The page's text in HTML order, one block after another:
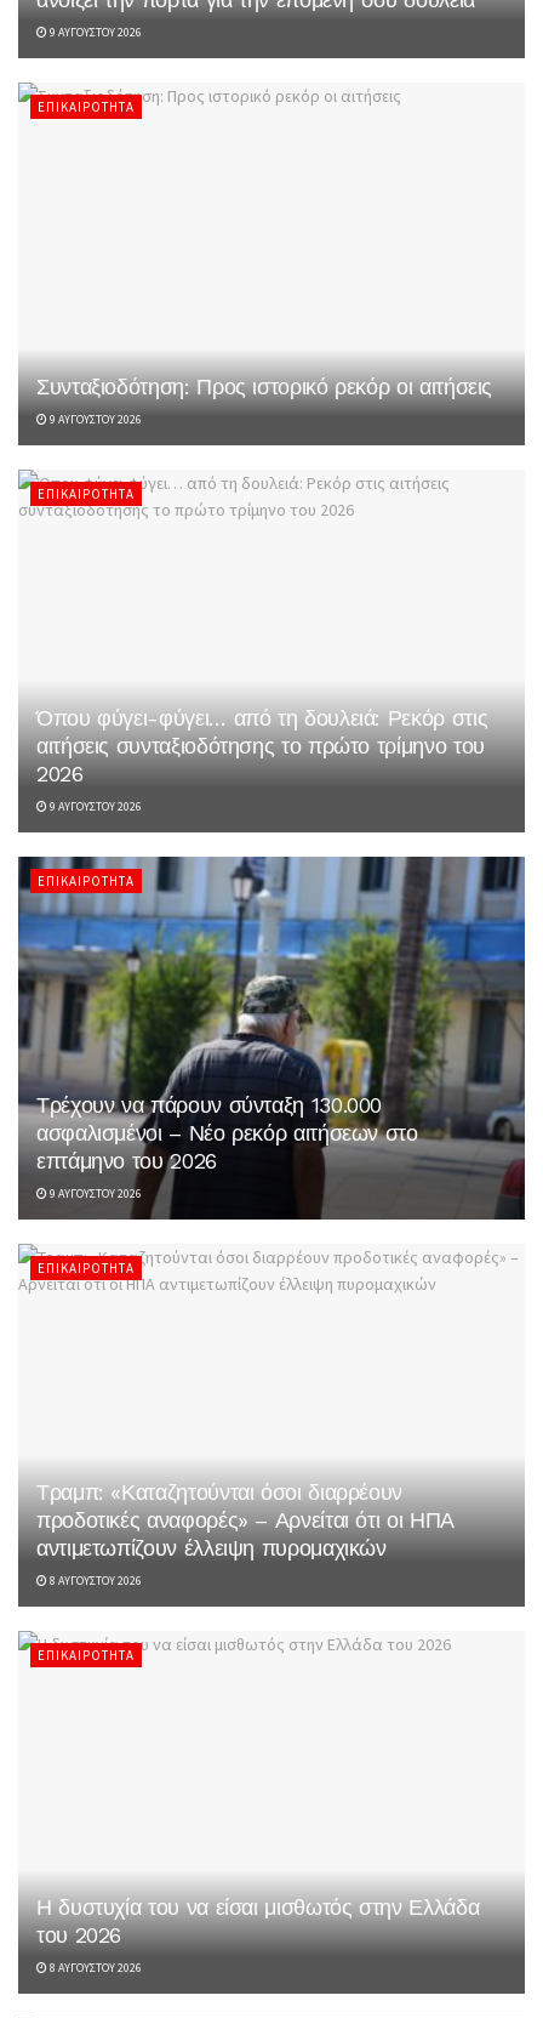
9 ΑΥΓΟΎΣΤΟΥ 2026
ΕΠΙΚΑΙΡΌΤΗΤΑ
Συνταξιοδότηση: Προς ιστορικό ρεκόρ οι αιτήσεις
9 ΑΥΓΟΎΣΤΟΥ 2026
ΕΠΙΚΑΙΡΌΤΗΤΑ
Όπου φύγει-φύγει… από τη δουλειά: Ρεκόρ στις
αιτήσεις συνταξιοδότησης το πρώτο τρίμηνο του
2026
9 ΑΥΓΟΎΣΤΟΥ 2026
ΕΠΙΚΑΙΡΌΤΗΤΑ
Τρέχουν να πάρουν σύνταξη 130.000
ασφαλισμένοι – Νέο ρεκόρ αιτήσεων στο
επτάμηνο του 2026
9 ΑΥΓΟΎΣΤΟΥ 2026
ΕΠΙΚΑΙΡΌΤΗΤΑ
Τραμπ: «Καταζητούνται όσοι διαρρέουν
προδοτικές αναφορές» – Αρνείται ότι οι ΗΠΑ
αντιμετωπίζουν έλλειψη πυρομαχικών
8 ΑΥΓΟΎΣΤΟΥ 2026
ΕΠΙΚΑΙΡΌΤΗΤΑ
Η δυστυχία του να είσαι μισθωτός στην Ελλάδα
του 2026
8 ΑΥΓΟΎΣΤΟΥ 2026